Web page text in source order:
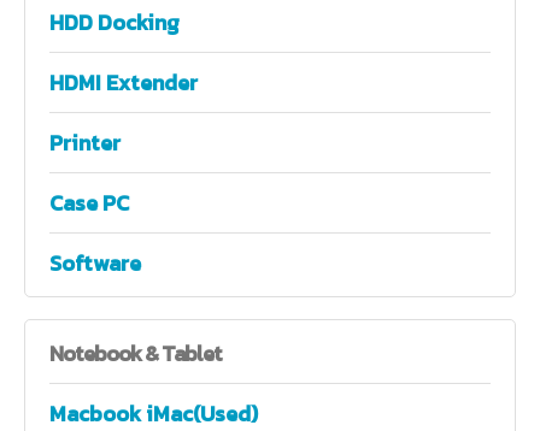
HDD Docking
HDMI Extender
Printer
Case PC
Software
Notebook& Tablet
Macbook iMac(Used)